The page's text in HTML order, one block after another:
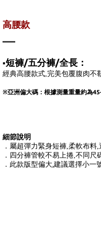
高腰款
▪️短褲/五分褲/全長：
經典高腰款式,完美包覆腹肉不
※亞洲偏大碼：根據測量重量約為
細節說明
．屬超彈力緊身短褲,柔軟布料
．四分褲管較不易上捲,不同尺
． 此款版型偏大,建議選擇小一